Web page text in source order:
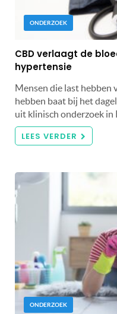
ONDERZOEK
CBD verlaagt de
hypertensie
Mensen die last hebben
hebben baat bij het
uit klinisch onderzoek in
LEES VERDER
ONDERZOEK